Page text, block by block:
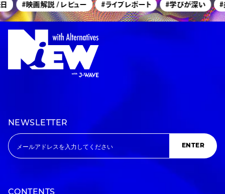
#映画解説 / レビュー #ライブレポート #学びが深い #
NEWSLETTER
ENTER